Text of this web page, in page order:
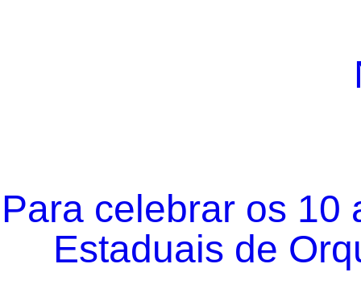
Para celebrar os 10
Estaduais de